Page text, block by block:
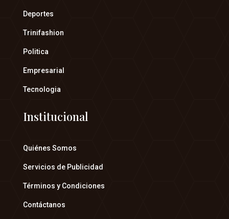
Deportes
Trinifashion
Politica
Empresarial
Tecnologia
Institucional
Quiénes Somos
Servicios de Publicidad
Términos y Condiciones
Contáctanos